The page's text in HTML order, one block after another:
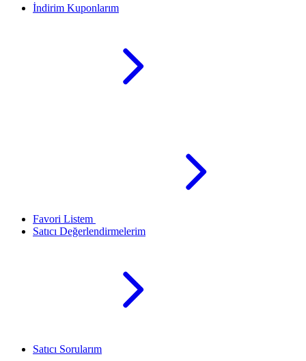
İndirim Kuponlarım
Favori Listem
Satıcı Değerlendirmelerim
Satıcı Sorularım